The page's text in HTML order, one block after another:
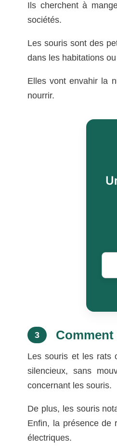
Ils cherchent à
sociétés.
Les souris sont des
dans les habitations
Elles vont envahir la
nourrir.
3 Comment
Les souris et les rats
silencieux, sans
concernant les souris.
De plus, les souris
Enfin, la présence de
électriques.